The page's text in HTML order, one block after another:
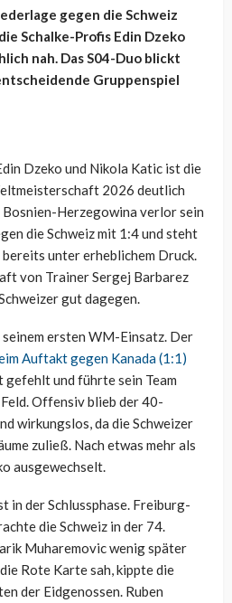
gegen die Schweiz
Schalke-Profis Edin Dzeko
nah. Das S04-Duo blickt
Gruppenspiel
Dzeko und Nikola Katic ist die
2026 deutlich
Herzegowina verlor sein
die Schweiz mit 1:4 und steht
unter erheblichem Druck.
von Trainer Sergej Barbarez
gut dagegen.
seinem ersten WM-Einsatz. Der
Auftakt gegen Kanada (1:1)
und führte sein Team
Offensiv blieb der 40-
wirkungslos, da die Schweizer
zuließ. Nach etwas mehr als
ausgewechselt.
in der Schlussphase. Freiburg-
die Schweiz in der 74.
Muharemovic wenig später
Rote Karte sah, kippte die
der Eidgenossen. Ruben